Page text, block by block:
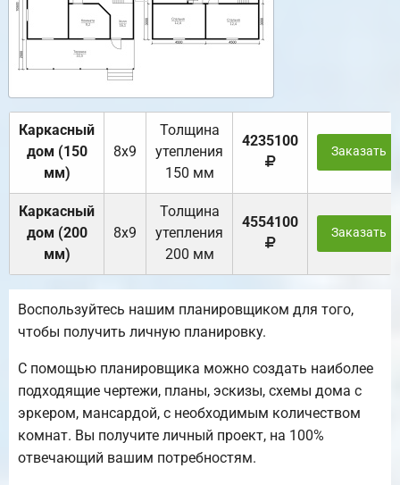
Каркасный
дом (150
мм)
8х9
Толщина
утепления
150 мм
4235100
Заказать
Каркасный
дом (200
мм)
8х9
Толщина
утепления
200 мм
4554100
Заказать
Воспользуйтесь нашим планировщиком для того,
чтобы получить личную планировку.
С помощью планировщика можно создать наиболее
подходящие чертежи, планы, эскизы, схемы дома с
эркером, мансардой, с необходимым количеством
комнат. Вы получите личный проект, на 100%
отвечающий вашим потребностям.